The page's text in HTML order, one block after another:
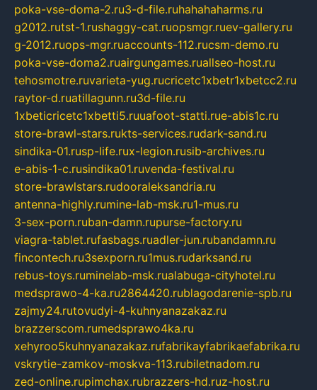
poka-vse-doma-2.ru3-d-file.ruhahahaharms.ru
g2012.rutst-1.rushaggy-cat.ruopsmgr.ruev-gallery.ru
g-2012.ruops-mgr.ruaccounts-112.rucsm-demo.ru
poka-vse-doma2.ruairgungames.ruallseo-host.ru
tehosmotre.ruvarieta-yug.rucricetc1xbetr1xbetcc2.ru
raytor-d.ruatillagunn.ru3d-file.ru
1xbeticricetc1xbetti5.ruuafoot-statti.rue-abis1c.ru
store-brawl-stars.rukts-services.rudark-sand.ru
sindika-01.rusp-life.rux-legion.rusib-archives.ru
e-abis-1-c.rusindika01.ruvenda-festival.ru
store-brawlstars.rudooraleksandria.ru
antenna-highly.rumine-lab-msk.ru1-mus.ru
3-sex-porn.ruban-damn.rupurse-factory.ru
viagra-tablet.rufasbags.ruadler-jun.rubandamn.ru
fincontech.ru3sexporn.ru1mus.rudarksand.ru
rebus-toys.ruminelab-msk.rualabuga-cityhotel.ru
medsprawo-4-ka.ru2864420.rublagodarenie-spb.ru
zajmy24.rutovudyi-4-kuhnyanazakaz.ru
brazzerscom.rumedsprawo4ka.ru
xehyroo5kuhnyanazakaz.rufabrikayfabrikaefabrika.ru
vskrytie-zamkov-moskva-113.rubiletnadom.ru
zed-online.rupimchax.rubrazzers-hd.ruz-host.ru